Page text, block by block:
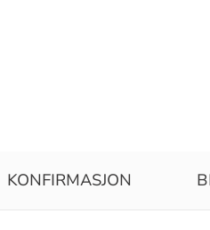
KONFIRMASJON